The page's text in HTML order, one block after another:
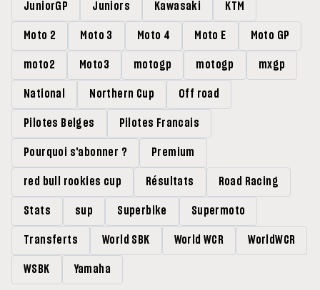
JuniorGP Juniors Kawasaki KTM
Moto 2 Moto 3 Moto 4 Moto E Moto GP
moto2 Moto3 motogp motogp mxgp
National Northern Cup Off road
Pilotes Belges Pilotes Francais
Pourquoi s'abonner ? Premium
red bull rookies cup Résultats Road Racing
Stats sup Superbike Supermoto
Transferts World SBK World WCR WorldWCR
WSBK Yamaha